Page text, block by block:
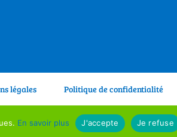
légales Politique de confidentialité
le Mercredi matin
En savoir plus J'accepte Je refuse